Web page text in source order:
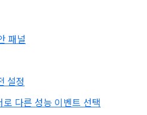
패널
설정
다른 성능 이벤트 선택